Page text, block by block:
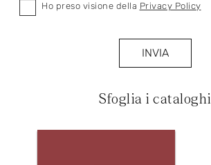
Sfoglia i cataloghi
Ho preso visione della Privacy Policy
INVIA